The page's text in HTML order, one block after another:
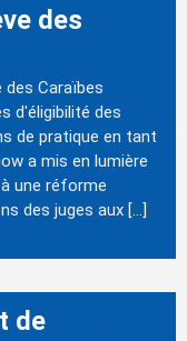
des
des Caraïbes
d'éligibilité des
de pratique en tant
a mis en lumière
une réforme
des juges aux […]
de